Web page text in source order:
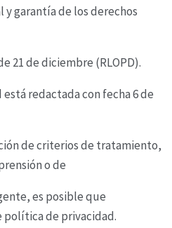
y garantíade los derechos
21 de diciembre (RLOPD).
redactada con fecha 6 de
de criterios de tratamiento,
o de
es posible que
de privacidad.